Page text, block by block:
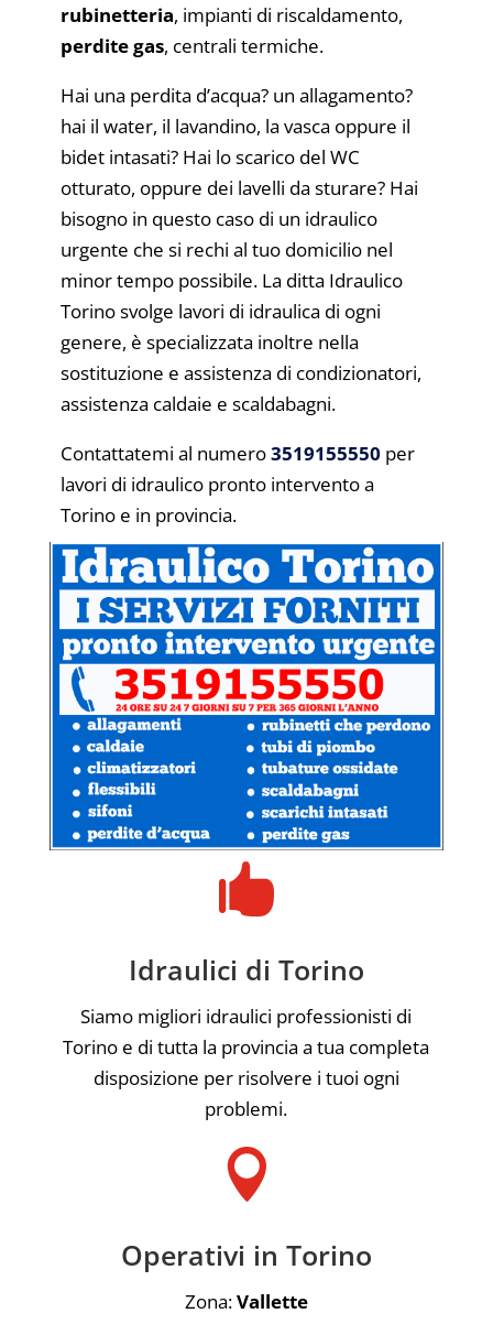
rubinetteria, impianti di riscaldamento,
perdite gas, centrali termiche.
Hai una perdita d’acqua? un allagamento?
hai il water, il lavandino, la vasca oppure il
bidet intasati? Hai lo scarico del WC
otturato, oppure dei lavelli da sturare? Hai
bisogno in questo caso di un idraulico
urgente che si rechi al tuo domicilio nel
minor tempo possibile. La ditta Idraulico
Torino svolge lavori di idraulica di ogni
genere, è specializzata inoltre nella
sostituzione e assistenza di condizionatori,
assistenza caldaie e scaldabagni.
Contattatemi al numero3519155550 per
lavori di idraulico pronto intervento a
Torino e in provincia.

Idraulici di Torino
Siamo migliori idraulici professionisti di
Torino e di tutta la provincia a tua completa
disposizione per risolvere i tuoi ogni
problemi.

Operativi in Torino
Zona:Vallette